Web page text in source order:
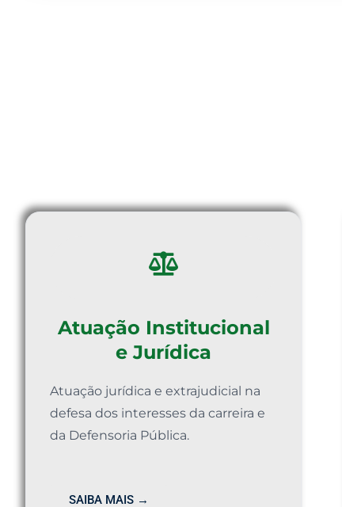
Atuação Institucional
e Jurídica
Atuação jurídica e extrajudicial na
defesa dos interesses da carreira e
da Defensoria Pública.
SAIBA MAIS →